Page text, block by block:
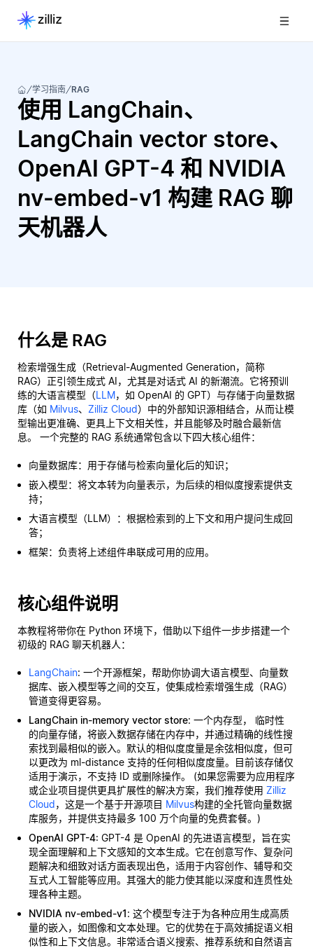
学习指南 RAG
使用 LangChain、
LangChain vector store、
OpenAI GPT-4 和 NVIDIA
nv-embed-v1 构建 RAG 聊
天机器人
什么是 RAG
检索增强生成（Retrieval-Augmented Generation，简称
RAG）正引领生成式 AI，尤其是对话式 AI 的新潮流。它将预训
练的大语言模型（LLM，如 OpenAI 的 GPT）与存储于向量数据
库（如 Milvus、 Zilliz Cloud）中的外部知识源相结合，从而让模
型输出更准确、更具上下文相关性，并且能够及时融合最新信
息。 一个完整的 RAG 系统通常包含以下四大核心组件：
向量数据库：用于存储与检索向量化后的知识；
嵌入模型：将文本转为向量表示，为后续的相似度搜索提供支
持；
大语言模型（LLM）：根据检索到的上下文和用户提问生成回
答；
框架：负责将上述组件串联成可用的应用。
核心组件说明
本教程将带你在 Python 环境下，借助以下组件一步步搭建一个
初级的 RAG 聊天机器人：
LangChain: 一个开源框架，帮助你协调大语言模型、向量数
据库、嵌入模型等之间的交互，使集成检索增强生成（RAG）
管道变得更容易。
LangChain in-memory vector store: 一个内存型， 临时性
的向量存储，将嵌入数据存储在内存中，并通过精确的线性搜
索找到最相似的嵌入。默认的相似度度量是余弦相似度，但可
以更改为 ml-distance 支持的任何相似度度量。目前该存储仅
适用于演示，不支持 ID 或删除操作。 (如果您需要为应用程序
或企业项目提供更具扩展性的解决方案，我们推荐使用 Zilliz
Cloud，这是一个基于开源项目 Milvus构建的全托管向量数据
库服务，并提供支持最多 100 万个向量的免费套餐。)
OpenAI GPT-4: GPT-4 是 OpenAI 的先进语言模型，旨在实
现全面理解和上下文感知的文本生成。它在创意写作、复杂问
题解决和细致对话方面表现出色，适用于内容创作、辅导和交
互式人工智能等应用。其强大的能力使其能以深度和连贯性处
理各种主题。
NVIDIA nv-embed-v1: 这个模型专注于为各种应用生成高质
量的嵌入，如图像和文本处理。它的优势在于高效捕捉语义相
似性和上下文信息。非常适合语义搜索、推荐系统和自然语言